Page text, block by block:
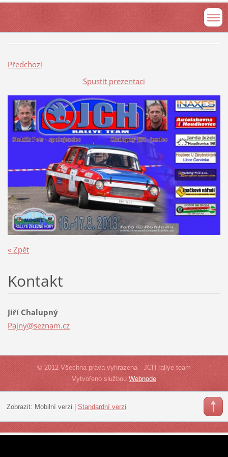
Předchozí
Spustit prezentaci
« Zpět
Kontakt
Jiří Chalupný
Pajny@seznam.cz
© 2012 Všechna práva vyhrazena - JCH rallye team
Vytvořeno službou Webnode
Zobrazit: Mobilní verzi Standardní verzi